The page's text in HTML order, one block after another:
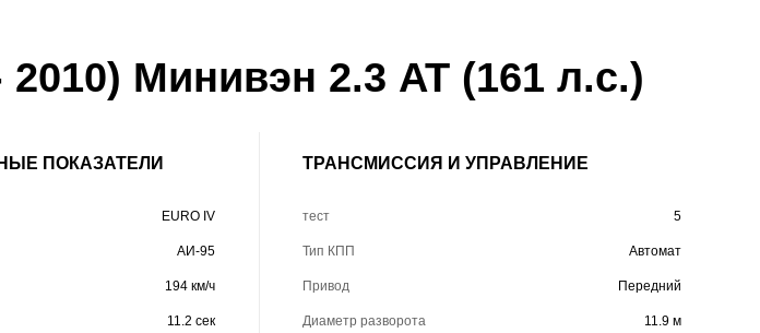
Минивэн 2.3 AT (161 л.с.)
ПОКАЗАТЕЛИ
EURO IV
АИ-95
194 км/ч
11.2 сек
ТРАНСМИССИЯ И УПРАВЛЕНИЕ
тест 5
Тип КПП Автомат
Привод Передний
Диаметр разворота 11.9 м